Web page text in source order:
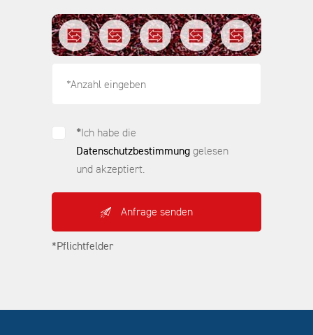
*Ich habe die
Datenschutzbestimmung gelesen
und akzeptiert.
*Pflichtfelder